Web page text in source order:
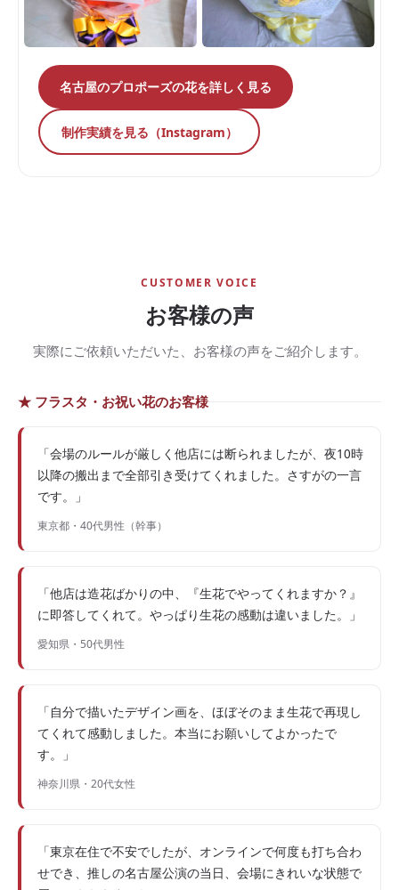
名古屋のプロポーズの花を詳しく見る
制作実績を見る（Instagram）
CUSTOMER VOICE
お客様の声
実際にご依頼いただいた、お客様の声をご紹介します。
★ フラスタ・お祝い花のお客様
「会場のルールが厳しく他店には断られましたが、夜10時
以降の搬出まで全部引き受けてくれました。さすがの一言
です。」
東京都・40代男性（幹事）
「他店は造花ばかりの中、『生花でやってくれますか？』
に即答してくれて。やっぱり生花の感動は違いました。」
愛知県・50代男性
「自分で描いたデザイン画を、ほぼそのまま生花で再現し
てくれて感動しました。本当にお願いしてよかったで
す。」
神奈川県・20代女性
「東京在住で不安でしたが、オンラインで何度も打ち合わ
せでき、推しの名古屋公演の当日、会場にきれいな状態で